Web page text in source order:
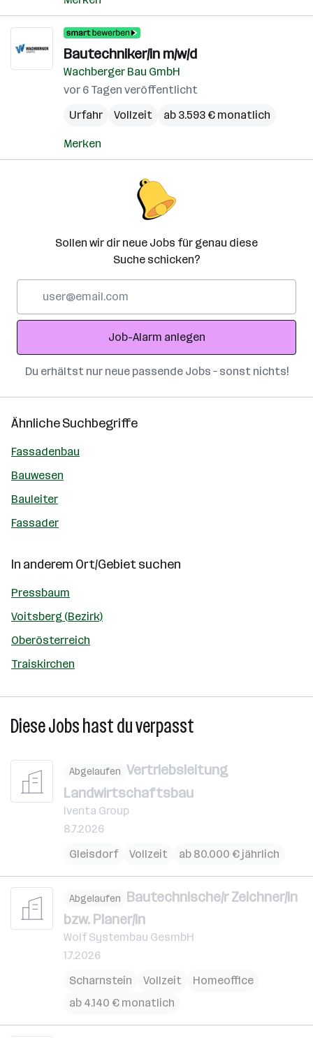
Bautechniker/in m/w/d
Wachberger Bau GmbH
vor 6 Tagen veröffentlicht
Urfahr
Vollzeit ab 3.593 € monatlich
Merken
Sollen wir dir neue Jobs für genau diese
Suche schicken?
Adresse
Job-Alarm anlegen
Du erhältst nur neue passende Jobs – sonst nichts!
Ähnliche Suchbegriffe
Fassadenbau
Bauwesen
Bauleiter
Fassader
In anderem Ort/Gebiet suchen
Pressbaum
Voitsberg (Bezirk)
Oberösterreich
Traiskirchen
Diese Jobs hast du verpasst
Abgelaufen Vertriebsleitung
Landwirtschaftsbau
Iventa Group
8.7.2026
Gleisdorf
Vollzeit ab 80.000 € jährlich
Abgelaufen Bautechnische/r Zeichner/in
bzw. Planer/in
Wolf Systembau GesmbH
1.7.2026
Scharnstein
Vollzeit
Homeoffice
ab 4.140 € monatlich